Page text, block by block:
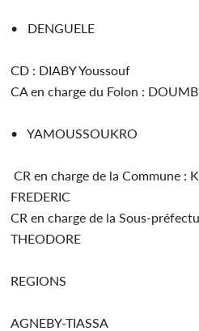
• DENGUELE
CD : DIABY Youssouf
CA en charge du Folon :
• YAMOUSSOUKRO
CR en charge de la Commune :
FREDERIC
CR en charge de la Sous-
THEODORE
REGIONS
AGNEBY-TIASSA